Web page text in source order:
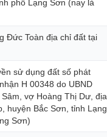
phố Lạng Sơn (nay là
Đức Toàn địa chỉ đất tại
sử dụng đất số phát
H 00348 do UBND
vợ Hoàng Thị Dư, địa
huyện Bắc Sơn, tỉnh Lạng
Sơn)